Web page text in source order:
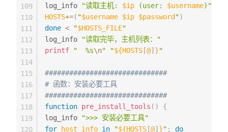
log_info
"读取主机: $ip (user: $username)"
HOSTS+=( "$username $ip $password ")
done < "$HOSTS_FILE"
log_info
"读取完毕，主机列表："
printf
"  %s\n" "${HOSTS [@] }"
##############################
# 函数：安装必要工具
##############################
function pre_install_tools ( )
{
log_info
">>> 安装必要工具"
for
host_info in "${HOSTS [@] }" ; do
109
110
111
112
113
114
115
116
117
118
119
120